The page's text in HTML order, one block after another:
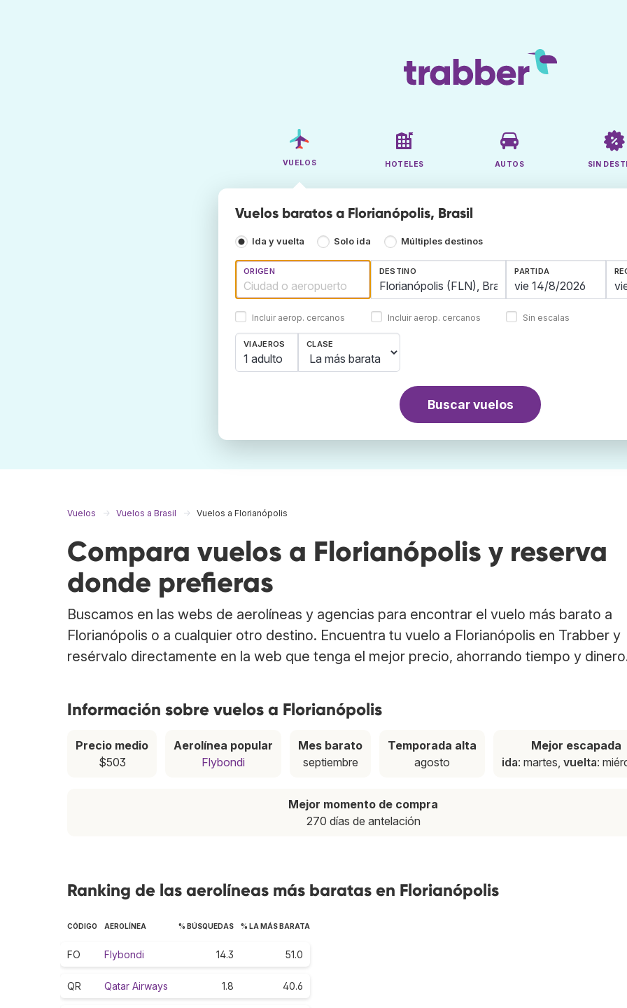
VUELOS HOTELES AUTOS SIN
Vuelos baratos a Florianópolis, Brasil
Ida y vuelta Solo ida Múltiples destinos
ORIGEN
Incluir aerop. cercanos
DESTINO
Incluir aerop. cercanos
PARTIDA
Sin escalas
VIAJEROS
1 adulto
CLASE
Buscar vuelos
Vuelos Vuelos a Brasil Vuelos a Florianópolis
Compara vuelos a Florianópolis y reserva
donde prefieras
Buscamos en las webs de aerolíneas y agencias para encontrar el vuelo más barato a
Florianópolis o a cualquier otro destino. Encuentra tu vuelo a Florianópolis en Trabber y
resérvalo directamente en la web que tenga el mejor precio, ahorrando tiempo y
Información sobre vuelos a Florianópolis
Precio medio
$503
Aerolínea popular
Flybondi
Mes barato
septiembre
Temporada alta
agosto
Mejor escapada
ida: martes, vuelta:
Mejor momento de compra
270 días de antelación
Ranking de las aerolíneas más baratas en Florianópolis
CÓDIGO AEROLÍNEA % BÚSQUEDAS % LA MÁS BARATA
FO Flybondi 14.3 51.0
QR Qatar Airways 1.8 40.6